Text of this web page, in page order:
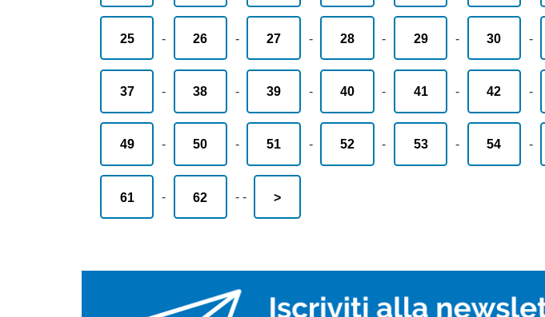
25 - 26 - 27 - 28 - 29 - 30 -
37 - 38 - 39 - 40 - 41 - 42 -
49 - 50 - 51 - 52 - 53 - 54 -
61 - 62 - - >